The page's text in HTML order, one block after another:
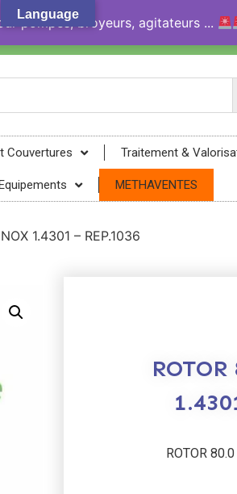
Couvertures Traitement &
METHAVENTES
1.4301 – REP.1036
ROTOR
Language
pompes, broyeurs, agitateurs ...